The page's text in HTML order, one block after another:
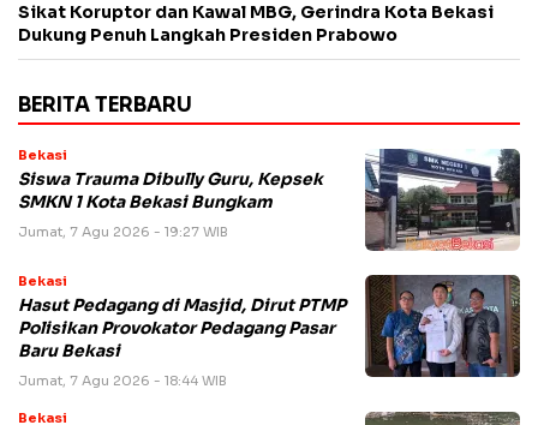
Sikat Koruptor dan Kawal MBG, Gerindra Kota Bekasi
Dukung Penuh Langkah Presiden Prabowo
BERITA TERBARU
Bekasi
Siswa Trauma Dibully Guru, Kepsek
SMKN 1 Kota Bekasi Bungkam
Jumat, 7 Agu 2026 - 19:27 WIB
Bekasi
Hasut Pedagang di Masjid, Dirut PTMP
Polisikan Provokator Pedagang Pasar
Baru Bekasi
Jumat, 7 Agu 2026 - 18:44 WIB
Bekasi